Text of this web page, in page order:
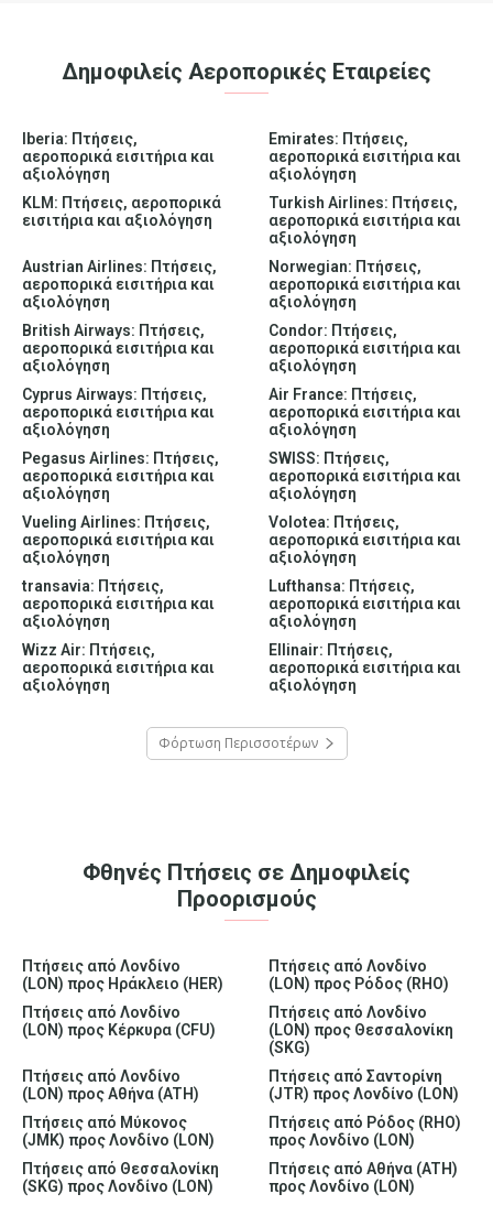
Δημοφιλείς Αεροπορικές Εταιρείες
Iberia: Πτήσεις,
αεροπορικά εισιτήρια και
αξιολόγηση
Emirates: Πτήσεις,
αεροπορικά εισιτήρια και
αξιολόγηση
KLM: Πτήσεις, αεροπορικά
εισιτήρια και αξιολόγηση
Turkish Airlines: Πτήσεις,
αεροπορικά εισιτήρια και
αξιολόγηση
Austrian Airlines: Πτήσεις,
αεροπορικά εισιτήρια και
αξιολόγηση
Norwegian: Πτήσεις,
αεροπορικά εισιτήρια και
αξιολόγηση
British Airways: Πτήσεις,
αεροπορικά εισιτήρια και
αξιολόγηση
Condor: Πτήσεις,
αεροπορικά εισιτήρια και
αξιολόγηση
Cyprus Airways: Πτήσεις,
αεροπορικά εισιτήρια και
αξιολόγηση
Air France: Πτήσεις,
αεροπορικά εισιτήρια και
αξιολόγηση
Pegasus Airlines: Πτήσεις,
αεροπορικά εισιτήρια και
αξιολόγηση
SWISS: Πτήσεις,
αεροπορικά εισιτήρια και
αξιολόγηση
Vueling Airlines: Πτήσεις,
αεροπορικά εισιτήρια και
αξιολόγηση
Volotea: Πτήσεις,
αεροπορικά εισιτήρια και
αξιολόγηση
transavia: Πτήσεις,
αεροπορικά εισιτήρια και
αξιολόγηση
Lufthansa: Πτήσεις,
αεροπορικά εισιτήρια και
αξιολόγηση
Wizz Air: Πτήσεις,
αεροπορικά εισιτήρια και
αξιολόγηση
Ellinair: Πτήσεις,
αεροπορικά εισιτήρια και
αξιολόγηση
Φόρτωση Περισσοτέρων
Φθηνές Πτήσεις σε Δημοφιλείς
Προορισμούς
Πτήσεις από Λονδίνο
(LON) προς Ηράκλειο (HER)
Πτήσεις από Λονδίνο
(LON) προς Ρόδος (RHO)
Πτήσεις από Λονδίνο
(LON) προς Κέρκυρα (CFU)
Πτήσεις από Λονδίνο
(LON) προς Θεσσαλονίκη
(SKG)
Πτήσεις από Λονδίνο
(LON) προς Αθήνα (ATH)
Πτήσεις από Σαντορίνη
(JTR) προς Λονδίνο (LON)
Πτήσεις από Μύκονος
(JMK) προς Λονδίνο (LON)
Πτήσεις από Ρόδος (RHO)
προς Λονδίνο (LON)
Πτήσεις από Θεσσαλονίκη
(SKG) προς Λονδίνο (LON)
Πτήσεις από Αθήνα (ATH)
προς Λονδίνο (LON)